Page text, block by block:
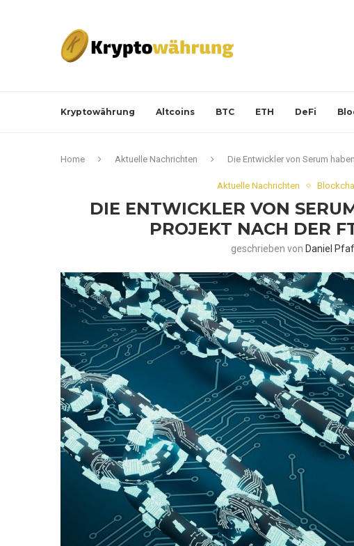
Kryptowährung Altcoins BTC ETH DeFi
Home Aktuelle Nachrichten Die Entwickler von Serum
Aktuelle Nachrichten
DIE ENTWICKLER VON
PROJEKT NACH DER
geschrieben von Daniel